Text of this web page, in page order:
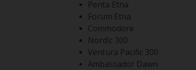
Penta Etna
Forum Etna
Commodore
Nordic 300
Ventura Pacific 300
Ambassador Dawn